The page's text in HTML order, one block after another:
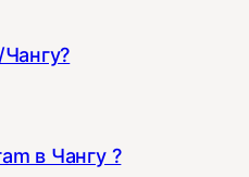
в Чангу ?